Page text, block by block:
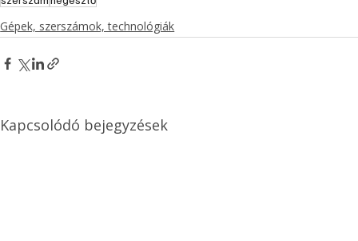
Gépek, szerszámok, technológiák
Kapcsolódó bejegyzések